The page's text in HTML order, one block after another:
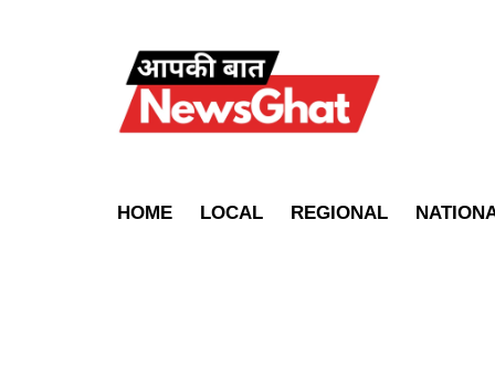
HOME LOCAL REGIONAL